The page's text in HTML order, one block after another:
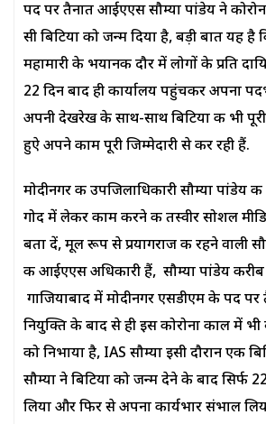
पद पर तैनात आईएएस सौम्या पांडेय ने
सी बिटिया को जन्म दिया है, बड़ी बात यह है
महामारी के भयानक दौर में लोगों के प्रति
22 दिन बाद ही कार्यालय पहुंचकर अपना
अपनी देखरेख के साथ-साथ बिटिया की भी
हुऐ अपने काम पूरी जिम्मेदारी से कर रही हैं.
मोदीनगर की उपजिलाधिकारी सौम्या पांडेय
गोद में लेकर काम करने की तस्वीर सोशल
बता दें, मूल रूप से प्रयागराज की रहने वाली
की आईएएस अधिकारी हैं, सौम्या पांडेय
गाजियाबाद में मोदीनगर एसडीएम के पद पर
नियुक्ति के बाद से ही इस कोरोना काल में
को निभाया है, IAS सौम्या इसी दौरान एक
सौम्या ने बिटिया को जन्म देने के बाद सिर्फ
लिया और फिर से अपना कार्यभार संभाल